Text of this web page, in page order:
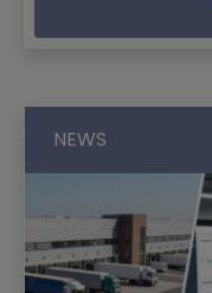
NEWS